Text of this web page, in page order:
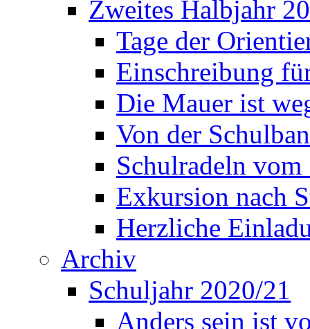
Zweites Halbjahr
Tage der
Einschreibung
Die Mauer ist
Von der
Schulradeln
Exkursion nach
Herzliche
Archiv
Schuljahr 2020/21
Anders sein ist